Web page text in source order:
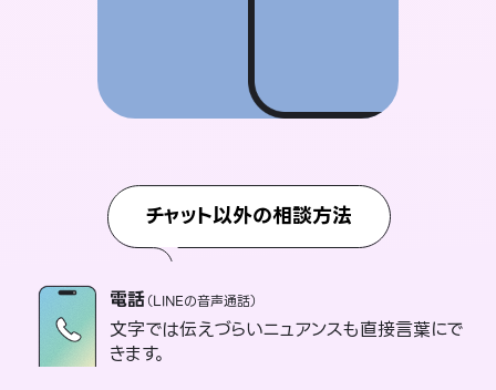
チャット以外の相談方法
電話（LINEの音声通話）
文字では伝えづらいニュアンスも直接言葉にで
きます。